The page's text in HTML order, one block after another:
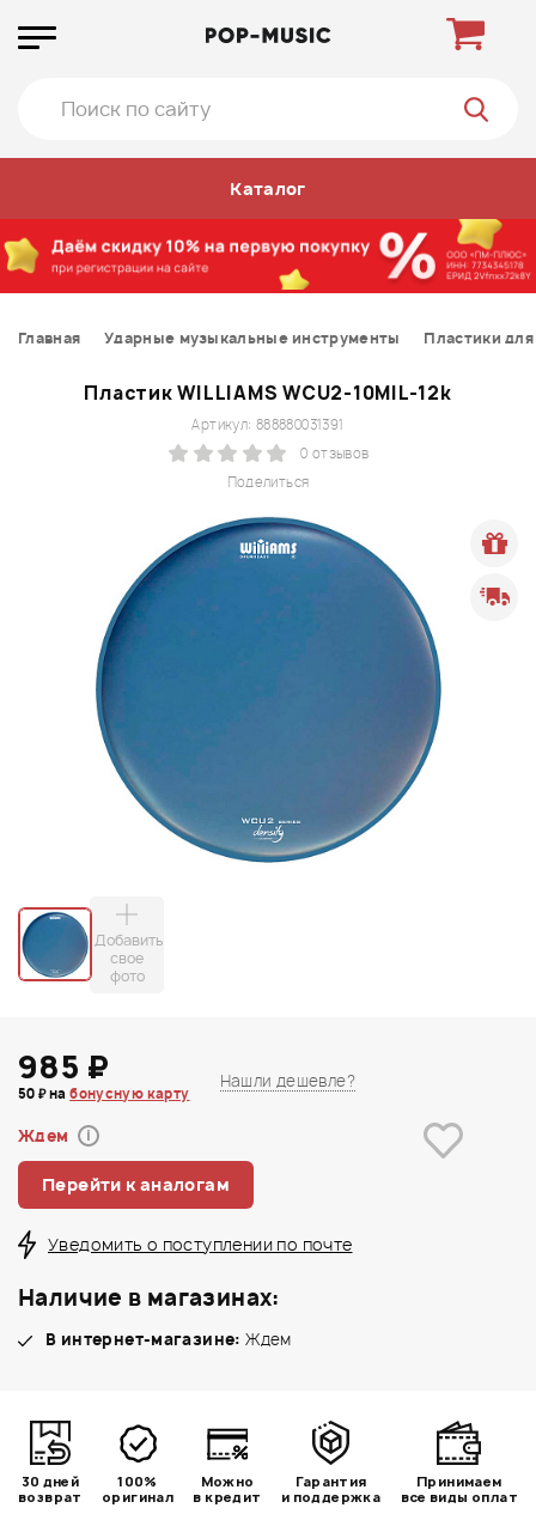
Каталог
Главная Ударные музыкальные инструменты Пластики
Пластик WILLIAMS WCU2-10MIL-12k
Поделиться
Артикул: 888880031391
0 отзывов
Добавить
свое
фото
985 ₽
50 ₽ набонусную карту
Нашли дешевле?
Ждем i
Перейти к аналогам
Уведомить о поступлении по почте
Наличие в магазинах:
В интернет-магазине: Ждем
30 дней
возврат
100%
оригинал
Можно
в кредит
Гарантия
и поддержка
Принимаем
все виды оплат